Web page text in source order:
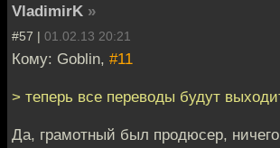
VladimirK »
#57 | 01.02.13 20:21
Кому: Goblin, #11
> теперь все переводы будут
Да, грамотный был продюсер,